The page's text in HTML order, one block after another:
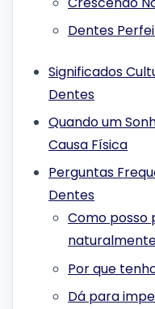
Dentes
Significados
Dentes
Quando um
Causa Física
Perguntas
Dentes
Como posso
Por que
Dá para